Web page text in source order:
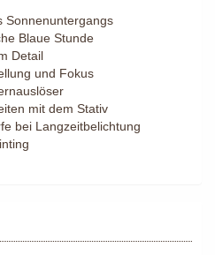
Sonnenuntergangs
Blaue Stunde
Detail
und Fokus
mit dem Stativ
bei Langzeitbelichtung